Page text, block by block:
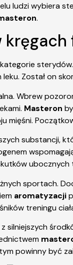
ludzi wybiera
.
Został on
Wbrew
Masteron
mięśni.
substancji,
ubocznych
sportach.
aromatyzacji
treningu
silniejszych
powinny być